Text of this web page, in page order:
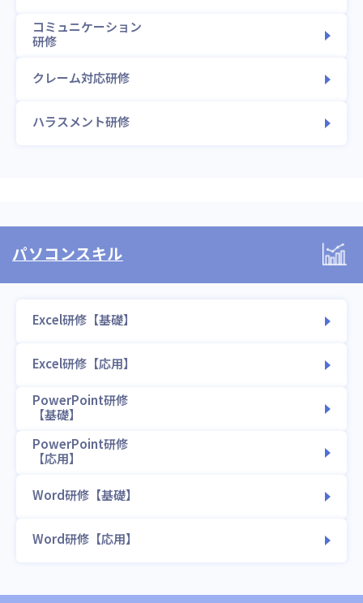
コミュニケーション
研修
クレーム対応研修
ハラスメント研修
パソコンスキル
Excel研修【基礎】
Excel研修【応用】
PowerPoint研修
【基礎】
PowerPoint研修
【応用】
Word研修【基礎】
Word研修【応用】